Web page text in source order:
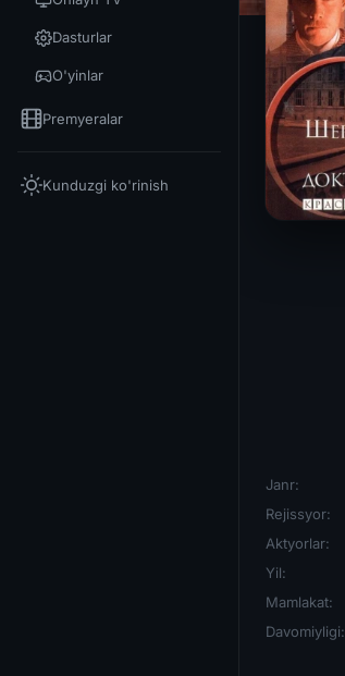
Dasturlar
O'yinlar
Premyeralar
Kunduzgi ko'rinish
Janr:
Rejissyor:
Aktyorlar:
Yil:
Mamlakat:
Davomiyligi: